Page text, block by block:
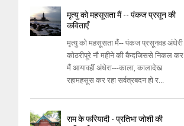
मृत्यु को महसूसता मैं -- पंकज प्रसून की
कविताएँ
मृत्यु को महसूसता मैं-- पंकज प्रसूनवह अंधेरी
कोठरीपूरे नौ महीने की कैदजिससे निकल कर
मैं आयावहीं अंधेरा---काला, कालादेख
रहामहसूस कर रहा सर्वत्रबदन हो र...
राम के फरियादी - प्रतिभा जोशी की